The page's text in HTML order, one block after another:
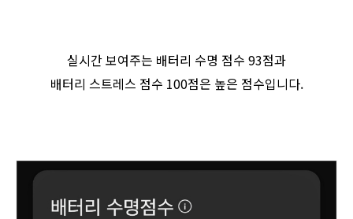
실시간 보여주는 배터리 수명 점수 93점과
배터리 스트레스 점수 100점은 높은 점수입니다.